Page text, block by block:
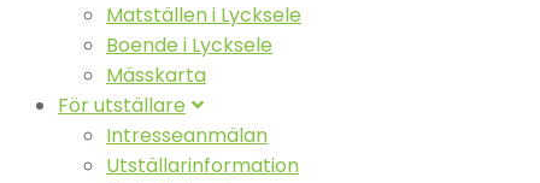
Matställen i Lycksele
Boende i Lycksele
Mässkarta
För utställare
Intresseanmälan
Utställarinformation